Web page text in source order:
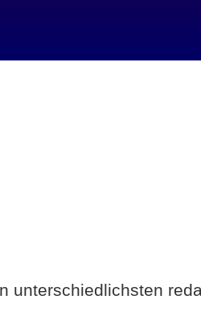
unterschiedlichsten